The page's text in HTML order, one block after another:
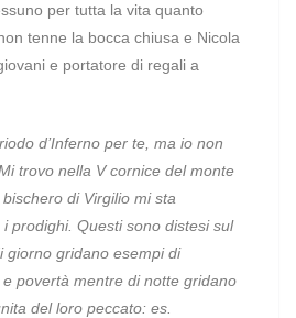
per tutta la vita quanto
tenne la bocca chiusa e Nicola
e portatore di regali a
d’Inferno per te, ma io non
trovo nella V cornice del monte
di Virgilio mi sta
prodighi. Questi sono distesi sul
giorno gridano esempi di
e povertà mentre di notte gridano
del loro peccato: es.